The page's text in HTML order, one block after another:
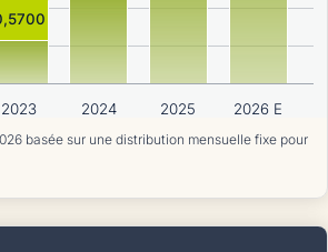
2023 2024 2025 2026 E
basée sur une distribution mensuelle fixe pour